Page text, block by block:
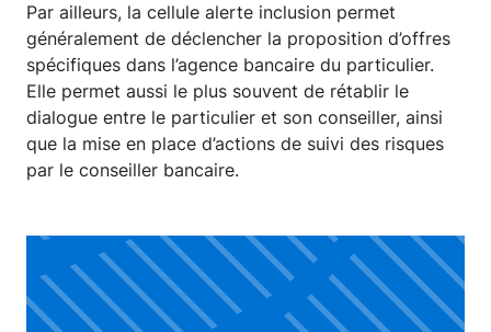
Par ailleurs, la cellule alerte inclusion permet
généralement de déclencher la proposition d’offres
spécifiques dans l’agence bancaire du particulier.
Elle permet aussi le plus souvent de rétablir le
dialogue entre le particulier et son conseiller, ainsi
que la mise en place d’actions de suivi des risques
par le conseiller bancaire.